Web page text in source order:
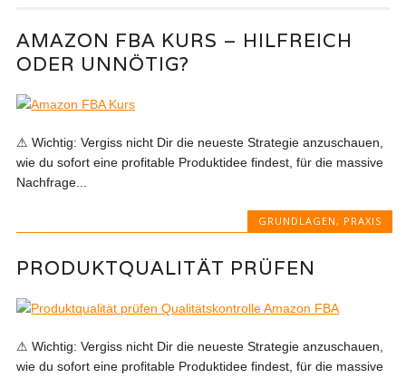
AMAZON FBA KURS – HILFREICH
ODER UNNÖTIG?
⚠ Wichtig: Vergiss nicht Dir die neueste Strategie anzuschauen,
wie du sofort eine profitable Produktidee findest, für die massive
Nachfrage...
GRUNDLAGEN, PRAXIS
PRODUKTQUALITÄT PRÜFEN
⚠ Wichtig: Vergiss nicht Dir die neueste Strategie anzuschauen,
wie du sofort eine profitable Produktidee findest, für die massive